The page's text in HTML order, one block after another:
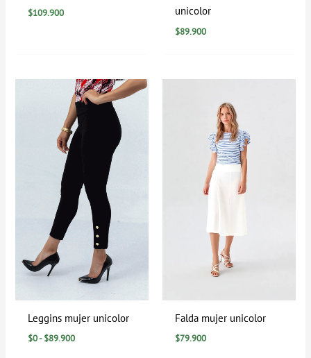
$109.900
unicolor
$89.900
Leggins mujer unicolor
$0- $89.900
Rango
de
precios:
desde
$0
Falda mujer unicolor
$79.900